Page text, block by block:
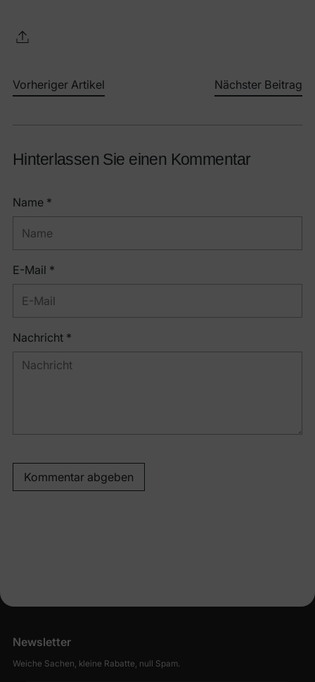
Vorheriger Artikel Nächster Beitrag
Hinterlassen Sie einen Kommentar
Name *
E-Mail *
Nachricht *
Kommentar abgeben
Newsletter
Weiche Sachen, kleine Rabatte, null Spam.